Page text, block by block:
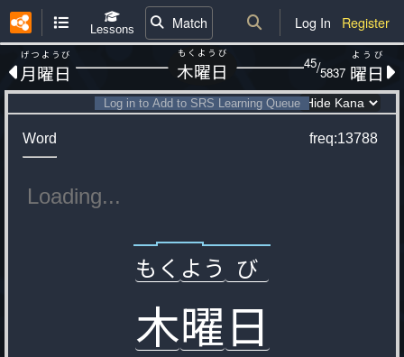
Lessons Match Log In Register
月曜日
げつようび 45/5837
木曜日
もくようび
曜日
ようび
Log in to Add to SRS Learning Queue
Word freq:13788
もくようび
木
もく
曜
よう
日
び